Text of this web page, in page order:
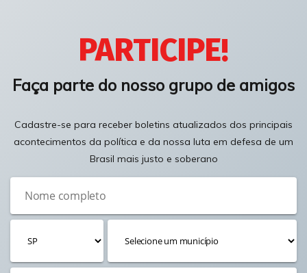
PARTICIPE!
Faça parte do nosso grupo de amigos
Cadastre-se para receber boletins atualizados dos principais
acontecimentos da política e da nossa luta em defesa de um
Brasil mais justo e soberano